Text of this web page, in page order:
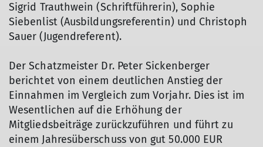
Sigrid Trauthwein (Schriftführerin), Sophie
Siebenlist (Ausbildungsreferentin) und Christoph
Sauer (Jugendreferent).
Der Schatzmeister Dr. Peter Sickenberger
berichtet von einem deutlichen Anstieg der
Einnahmen im Vergleich zum Vorjahr. Dies ist im
Wesentlichen auf die Erhöhung der
Mitgliedsbeiträge zurückzuführen und führt zu
einem Jahresüberschuss von gut 50.000 EUR